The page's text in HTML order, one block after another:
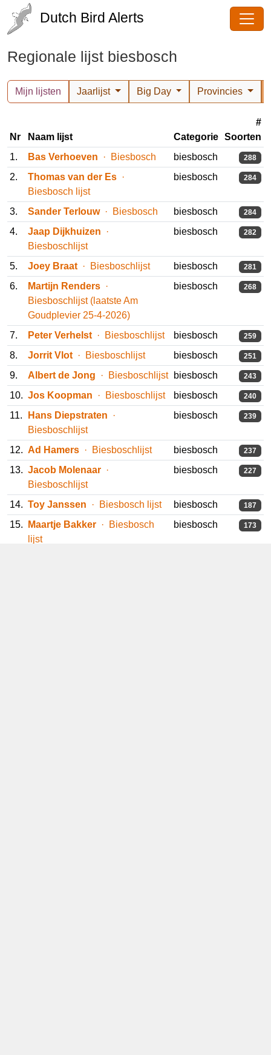
Dutch Bird Alerts
Regionale lijst biesbosch
Mijn lijsten Jaarlijst Big Day Provincies
Nr Naam lijst Categorie
#
Soorten
1.
Bas Verhoeven · Biesbosch biesbosch 288
2. Thomas van der Es ·
Biesbosch lijst
biesbosch 284
3. Sander Terlouw · Biesbosch biesbosch 284
4. Jaap Dijkhuizen ·
Biesboschlijst
biesbosch 282
5. Joey Braat· Biesboschlijst biesbosch 281
6. Martijn Renders ·
Biesboschlijst (laatste Am
Goudplevier 25-4-2026)
biesbosch 268
7. Peter Verhelst·
Biesboschlijst
biesbosch 259
8. Jorrit Vlot· Biesboschlijst biesbosch 251
9. Albert de Jong·
Biesboschlijst
biesbosch 243
Jos Koopman 240
11. Hans Diepstraten·
Biesboschlijst
biesbosch 239
Ad Hamers· Biesboschlijst 237
13. Jacob Molenaar·
Biesboschlijst
biesbosch 227
Toy Janssen 187